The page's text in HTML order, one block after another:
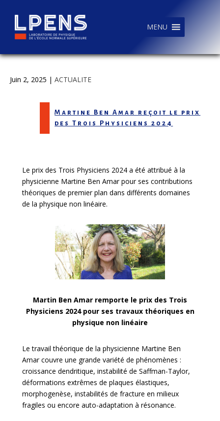
MENU
Juin 2, 2025 | ACTUALITE
Martine Ben Amar reçoit le prix
des Trois Physiciens 2024
Le prix des Trois Physiciens 2024 a été attribué à la
physicienne Martine Ben Amar pour ses contributions
théoriques de premier plan dans différents domaines
de la physique non linéaire.
Martin Ben Amar remporte le prix des Trois
Physiciens 2024 pour ses travaux théoriques en
physique non linéaire
Le travail théorique de la physicienne Martine Ben
Amar couvre une grande variété de phénomènes :
croissance dendritique, instabilité de Saffman-Taylor,
déformations extrêmes de plaques élastiques,
morphogenèse, instabilités de fracture en milieux
fragiles ou encore auto-adaptation à résonance.